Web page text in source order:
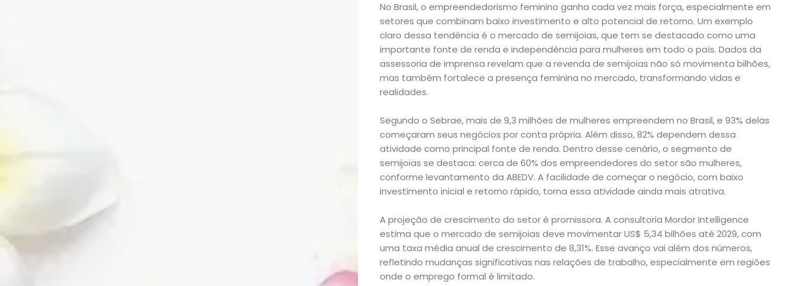
Início
Academia
No Brasil, o empreendedorismo feminino ganha cada vez mais força, especialmente em
setores que combinam baixo investimento e alto potencial de retorno. Um exemplo
claro dessa tendência é o mercado de semijoias, que tem se destacado como uma
importante fonte de renda e independência para mulheres em todo o país. Dados da
assessoria de imprensa revelam que a revenda de semijoias não só movimenta bilhões,
mas também fortalece a presença feminina no mercado, transformando vidas e
realidades.
Segundo o Sebrae, mais de 9,3 milhões de mulheres empreendem no Brasil, e 93% delas
começaram seus negócios por conta própria. Além disso, 82% dependem dessa
atividade como principal fonte de renda. Dentro desse cenário, o segmento de
semijoias se destaca: cerca de 60% dos empreendedores do setor são mulheres,
conforme levantamento da ABEDV. A facilidade de começar o negócio, com baixo
investimento inicial e retorno rápido, torna essa atividade ainda mais atrativa.
A projeção de crescimento do setor é promissora. A consultoria Mordor Intelligence
estima que o mercado de semijoias deve movimentar US$ 5,34 bilhões até 2029, com
uma taxa média anual de crescimento de 8,31%. Esse avanço vai além dos números,
refletindo mudanças significativas nas relações de trabalho, especialmente em regiões
onde o emprego formal é limitado.